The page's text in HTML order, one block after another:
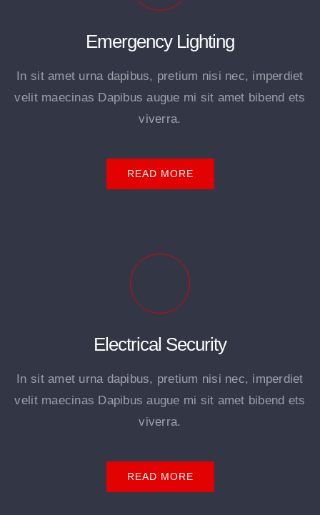
Emergency Lighting
In sit amet urna dapibus, pretium nisi nec, imperdiet
velit maecinas Dapibus augue mi sit amet bibend ets
viverra.
READ MORE
Electrical Security
In sit amet urna dapibus, pretium nisi nec, imperdiet
velit maecinas Dapibus augue mi sit amet bibend ets
viverra.
READ MORE